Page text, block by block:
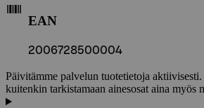
EAN
2006728500004
Päivitämme palvelun tuotetietoja aktiivisesti.
kuitenkin tarkistamaan ainesosat aina myös